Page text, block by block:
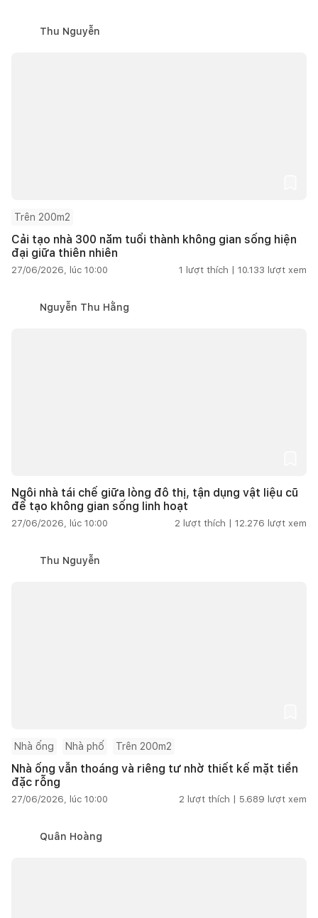
Thu Nguyễn
Trên 200m2
Cải tạo nhà 300 năm tuổi thành không gian sống hiện
đại giữa thiên nhiên
27/06/2026, lúc 10:00 1 lượt thích | 10.133 lượt xem
Nguyễn Thu Hằng
Ngôi nhà tái chế giữa lòng đô thị, tận dụng vật liệu cũ
để tạo không gian sống linh hoạt
27/06/2026, lúc 10:00 2 lượt thích | 12.276 lượt xem
Thu Nguyễn
Nhà ống Nhà phố Trên 200m2
Nhà ống vẫn thoáng và riêng tư nhờ thiết kế mặt tiền
đặc rỗng
27/06/2026, lúc 10:00 2 lượt thích | 5.689 lượt xem
Quân Hoàng